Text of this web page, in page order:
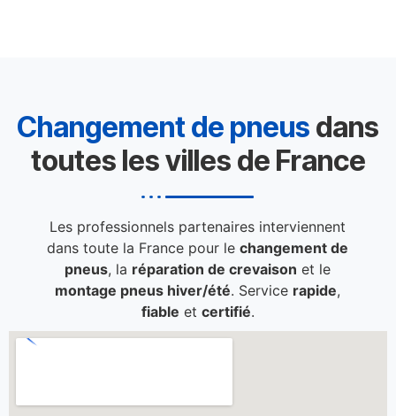
Changement de pneus dans
toutes les villes de France
Les professionnels partenaires interviennent
dans toute la France pour lechangement de
pneus, la réparation de crevaison et le
montage pneus hiver/été. Service rapide,
fiable et certifié.